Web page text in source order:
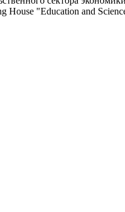
House "Education and